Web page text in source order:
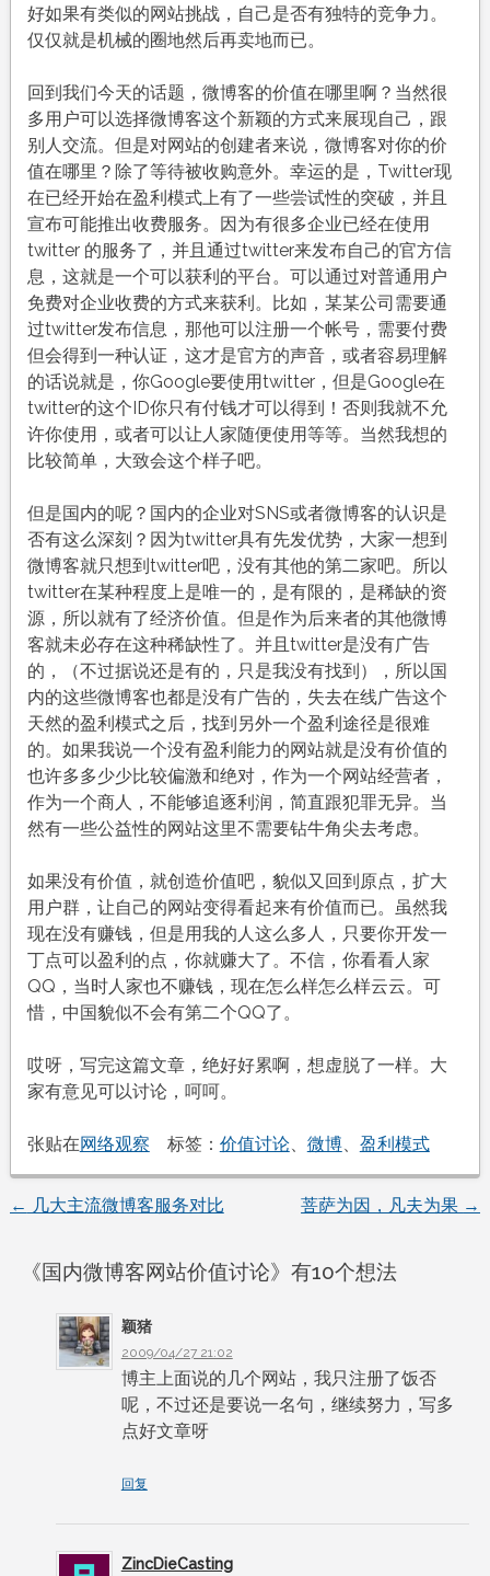
好如果有类似的网站挑战，自己是否有独特的竞争力。
仅仅就是机械的圈地然后再卖地而已。
回到我们今天的话题，微博客的价值在哪里啊？当然很
多用户可以选择微博客这个新颖的方式来展现自己，跟
别人交流。但是对网站的创建者来说，微博客对你的价
值在哪里？除了等待被收购意外。幸运的是，Twitter现
在已经开始在盈利模式上有了一些尝试性的突破，并且
宣布可能推出收费服务。因为有很多企业已经在使用
twitter 的服务了，并且通过twitter来发布自己的官方信
息，这就是一个可以获利的平台。可以通过对普通用户
免费对企业收费的方式来获利。比如，某某公司需要通
过twitter发布信息，那他可以注册一个帐号，需要付费
但会得到一种认证，这才是官方的声音，或者容易理解
的话说就是，你Google要使用twitter，但是Google在
twitter的这个ID你只有付钱才可以得到！否则我就不允
许你使用，或者可以让人家随便使用等等。当然我想的
比较简单，大致会这个样子吧。
但是国内的呢？国内的企业对SNS或者微博客的认识是
否有这么深刻？因为twitter具有先发优势，大家一想到
微博客就只想到twitter吧，没有其他的第二家吧。所以
twitter在某种程度上是唯一的，是有限的，是稀缺的资
源，所以就有了经济价值。但是作为后来者的其他微博
客就未必存在这种稀缺性了。并且twitter是没有广告
的，（不过据说还是有的，只是我没有找到），所以国
内的这些微博客也都是没有广告的，失去在线广告这个
天然的盈利模式之后，找到另外一个盈利途径是很难
的。如果我说一个没有盈利能力的网站就是没有价值的
也许多多少少比较偏激和绝对，作为一个网站经营者，
作为一个商人，不能够追逐利润，简直跟犯罪无异。当
然有一些公益性的网站这里不需要钻牛角尖去考虑。
如果没有价值，就创造价值吧，貌似又回到原点，扩大
用户群，让自己的网站变得看起来有价值而已。虽然我
现在没有赚钱，但是用我的人这么多人，只要你开发一
丁点可以盈利的点，你就赚大了。不信，你看看人家
QQ，当时人家也不赚钱，现在怎么样怎么样云云。可
惜，中国貌似不会有第二个QQ了。
哎呀，写完这篇文章，绝好好累啊，想虚脱了一样。大
家有意见可以讨论，呵呵。
张贴在网络观察 标签： 价值讨论、 微博、 盈利模式
文
章
← 几大主流微博客服务对比 菩萨为因，凡夫为果 →
《国内微博客网站价值讨论》有10个想法
颖猪
2009/04/27 21:02
博主上面说的几个网站，我只注册了饭否
呢，不过还是要说一名句，继续努力，写多
点好文章呀
回复
ZincDieCasting